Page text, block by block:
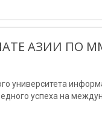
АЗИИ ПО
университета
успеха на